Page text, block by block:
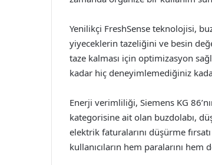
Yenilikçi FreshSense teknolojisi,
yiyeceklerin tazeliğini ve besin
taze kalması için optimizasyon
kadar hiç deneyimlemediğiniz
Enerji verimliliği, Siemens KG
kategorisine ait olan buzdolabı,
elektrik faturalarını düşürme
kullanıcıların hem paralarını hem